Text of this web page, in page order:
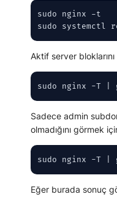
sudo nginx -t
sudo systemctl
Aktif server
sudo nginx -T |
Sadece admin
olmadığını görmek
sudo nginx -T |
Eğer burada sonuç